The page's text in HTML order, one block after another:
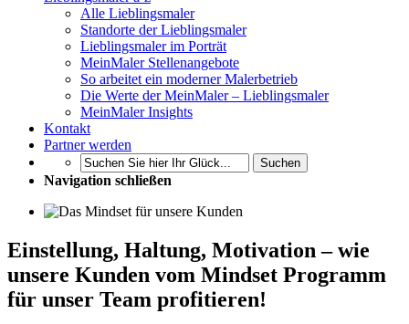
Alle Lieblingsmaler
Standorte der Lieblingsmaler
Lieblingsmaler im Porträt
MeinMaler Stellenangebote
So arbeitet ein moderner Malerbetrieb
Die Werte der MeinMaler – Lieblingsmaler
MeinMaler Insights
Kontakt
Partner werden
Suchen
Navigation schließen
Einstellung, Haltung, Motivation – wie
unsere Kunden vom Mindset Programm
für unser Team profitieren!